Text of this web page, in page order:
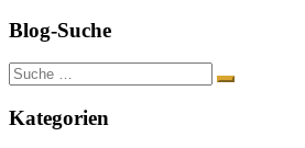
Blog-Suche
Suche
nach:
Kategorien